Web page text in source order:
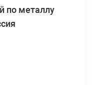
по металлу